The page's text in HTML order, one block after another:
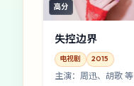
高分
失控边界
电视剧 2015
主演： 周迅、胡歌 等